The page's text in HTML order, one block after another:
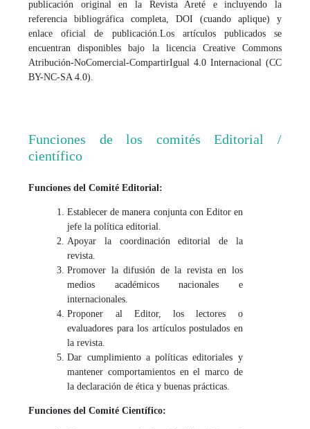
publicación original en la Revista Areté e incluyendo la
referencia bibliográfica completa, DOI (cuando aplique) y
enlace oficial de publicación.Los artículos publicados se
encuentran disponibles bajo la licencia Creative Commons
Atribución-NoComercial-CompartirIgual 4.0 Internacional (CC
BY-NC-SA 4.0).
Funciones de los comités Editorial /
científico
Funciones del Comité Editorial:
Establecer de manera conjunta con Editor en
jefe la política editorial.
Apoyar la coordinación editorial de la
revista.
Promover la difusión de la revista en los
medios académicos nacionales e
internacionales.
Proponer al Editor, los lectores o
evaluadores para los artículos postulados en
la revista.
Dar cumplimiento a políticas editoriales y
mantener comportamientos en el marco de
la declaración de ética y buenas prácticas.
Funciones del Comité Científico: